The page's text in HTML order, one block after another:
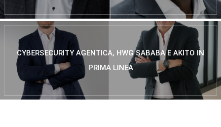
CYBERSECURITY AGENTICA, HWG SABABA E AKITO IN
PRIMA LINEA